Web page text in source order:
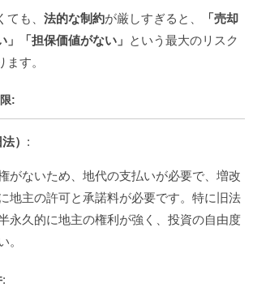
も、 法的な制約が厳しすぎると、
「売却
」「担保価値がない」 という最大のリスク
す。
:
） :
がないため、地代の支払いが必要で、増改
地主の許可と承諾料が必要です。特に旧法
永久的に地主の権利が強く、投資の自由度
。
: